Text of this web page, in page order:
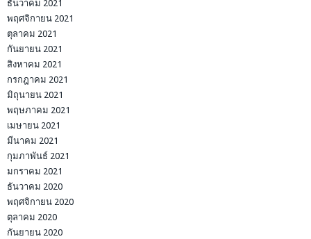
ธันวาคม 2021
พฤศจิกายน 2021
ตุลาคม 2021
กันยายน 2021
สิงหาคม 2021
กรกฎาคม 2021
มิถุนายน 2021
พฤษภาคม 2021
เมษายน 2021
มีนาคม 2021
กุมภาพันธ์ 2021
มกราคม 2021
ธันวาคม 2020
พฤศจิกายน 2020
ตุลาคม 2020
กันยายน 2020